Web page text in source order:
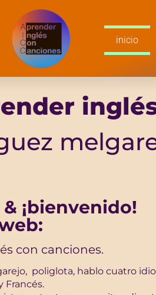
inicio
¡bienvenido!
con canciones.
poliglota, hablo cuatro
Francés.